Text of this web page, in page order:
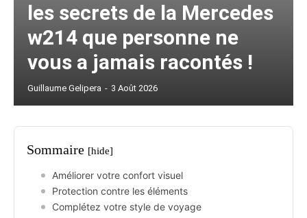
les secrets de la Mercedes
w214 que personne ne
vous a jamais racontés !
Guillaume Gelipera - 3 Août 2026
Sommaire [hide]
Améliorer votre confort visuel
Protection contre les éléments
Complétez votre style de voyage